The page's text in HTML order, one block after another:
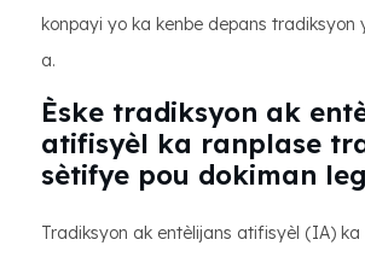
konpayi yo ka kenbe depans tradiksyon
a.
Èske tradiksyon ak
atifisyèl ka ranplase
sètifye pou dokiman
Tradiksyon ak entèlijans atifisyèl (IA) ka